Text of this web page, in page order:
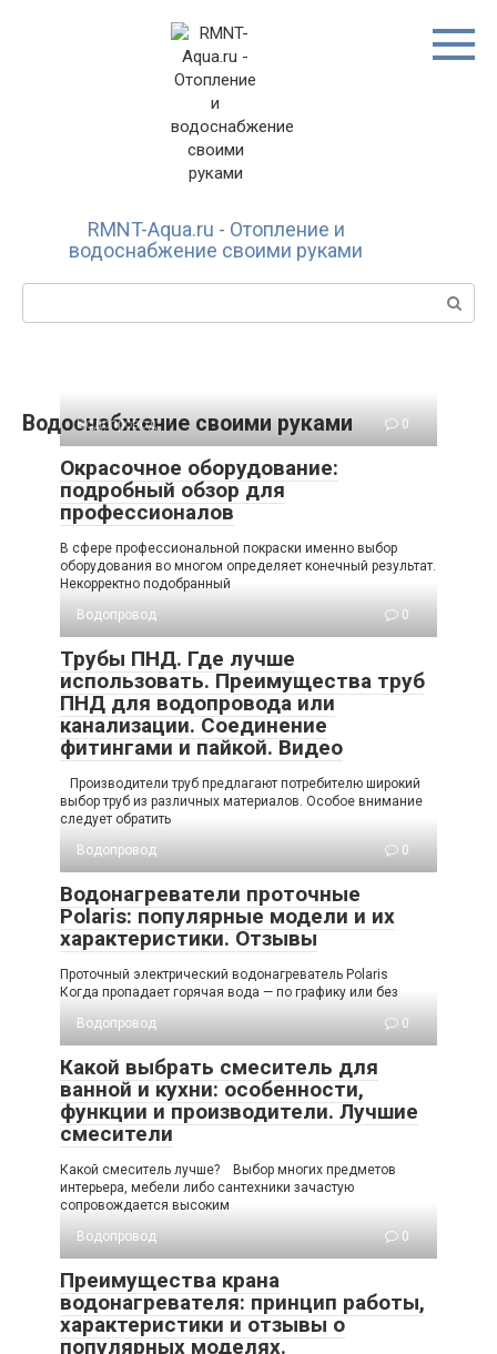
RMNT-Aqua.ru - Отопление и
водоснабжение своими руками
Поиск:
Водоснабжение своими руками
Водопровод 0
Окрасочное оборудование:
подробный обзор для
профессионалов
В сфере профессиональной покраски именно выбор
оборудования во многом определяет конечный результат.
Некорректно подобранный
Водопровод
0
Трубы ПНД. Где лучше
использовать. Преимущества труб
ПНД для водопровода или
канализации. Соединение
фитингами и пайкой. Видео
Производители труб предлагают потребителю широкий
выбор труб из различных материалов. Особое внимание
следует обратить
Водопровод
0
Водонагреватели проточные
Polaris: популярные модели и их
характеристики. Отзывы
Проточный электрический водонагреватель Polaris
Когда пропадает горячая вода — по графику или без
Водопровод
0
Какой выбрать смеситель для
ванной и кухни: особенности,
функции и производители. Лучшие
смесители
Какой смеситель лучше? Выбор многих предметов
интерьера, мебели либо сантехники зачастую
сопровождается высоким
Водопровод
0
Преимущества крана
водонагревателя: принцип работы,
характеристики и отзывы о
популярных моделях.